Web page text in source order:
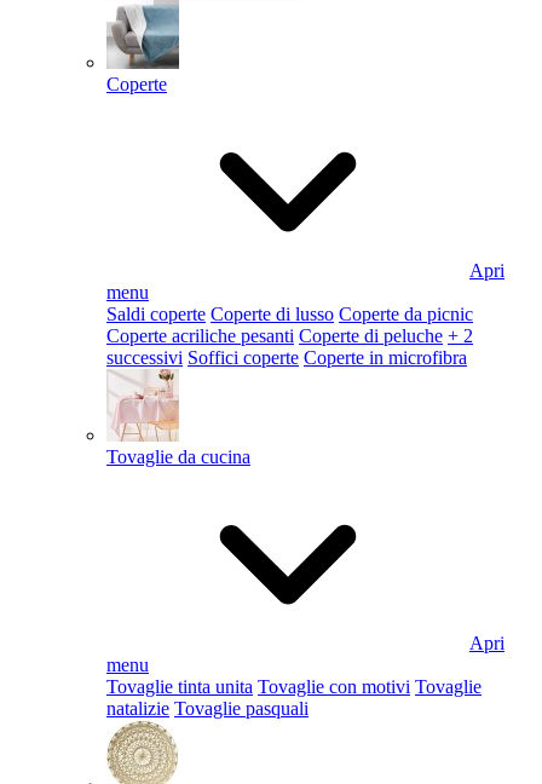
Coperte
Apri
menu
Saldi coperte Coperte di lusso Coperte da picnic
Coperte acriliche pesanti Coperte di peluche + 2
successivi Soffici coperte Coperte in microfibra
Tovaglie da cucina
Apri
menu
Tovaglie tinta unita Tovaglie con motivi Tovaglie
natalizie Tovaglie pasquali